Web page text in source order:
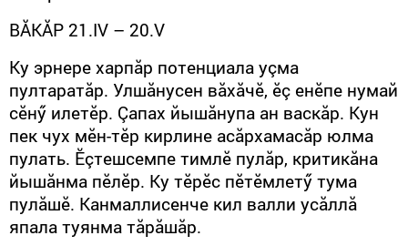
ВĂКĂР 21.IV – 20.V
Ку эрнере харпăр потенциала уçма
пултаратăр. Улшăнусен вăхăчӗ, ӗç енӗпе нумай
сӗнӳ илетӗр. Çапах йышăнупа ан васкăр. Кун
пек чух мӗн-тӗр кирлине асăрхамасăр юлма
пулать. Ӗçтешсемпе тимлӗ пулăр, критикăна
йышăнма пӗлӗр. Ку тӗрӗс пӗтӗмлетӳ тума
пулăшӗ. Канмаллисенче кил валли усăллă
япала туянма тăрăшăр.